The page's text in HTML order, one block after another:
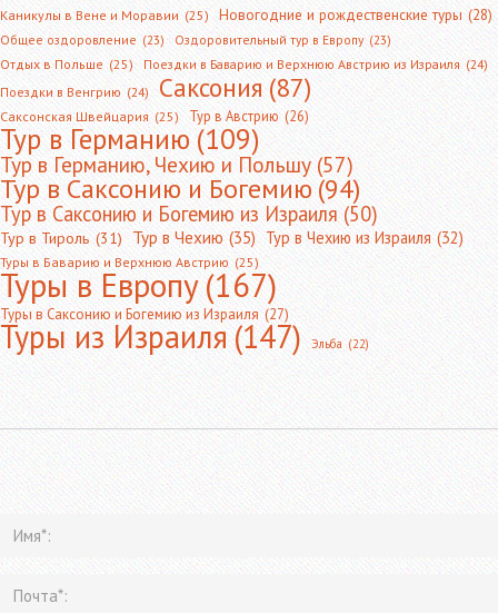
Каникулы в Вене и Моравии (25) Новогодние и рождественские туры (28)
Общее оздоровление (23) Оздоровительный тур в Европу (23)
Отдых в Польше (25) Поездки в Баварию и Верхнюю Австрию из Израиля (24)
Поездки в Венгрию (24) Саксония (87)
Саксонская Швейцария (25) Тур в Австрию (26)
Тур в Германию(109)
Тур в Германию, Чехию и Польшу (57)
Тур в Саксонию и Богемию(94)
Тур в Саксонию и Богемию из Израиля (50)
Тур в Тироль (31) Тур в Чехию (35) Тур в Чехию из Израиля (32)
Туры в Баварию и Верхнюю Австрию (25)
Туры в Европу(167)
Туры в Саксонию и Богемию из Израиля (27)
Туры из Израиля(147) Эльба (22)